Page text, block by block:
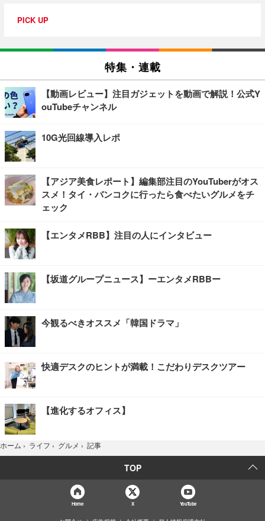
PICK UP
特集・連載
【動画レビュー】注目ガジェットを動画で解説！公式Y
ouTubeチャンネル
10G光回線導入レポ
【アジア美食レポート】編集部注目のYouTuberがオス
スメ！タイ・バンコクに行ったら食べたいグルメをチ
ェック
【エンタメRBB】注目の人にインタビュー
【坂道グループニュース】ーエンタメRBBー
今観るべきオススメ「韓国ドラマ」
快適デスクのヒントが満載！こだわりデスクツアー
【進化するオフィス】
ホーム › ライフ › グルメ › 記事
TOP
Home X YouTube